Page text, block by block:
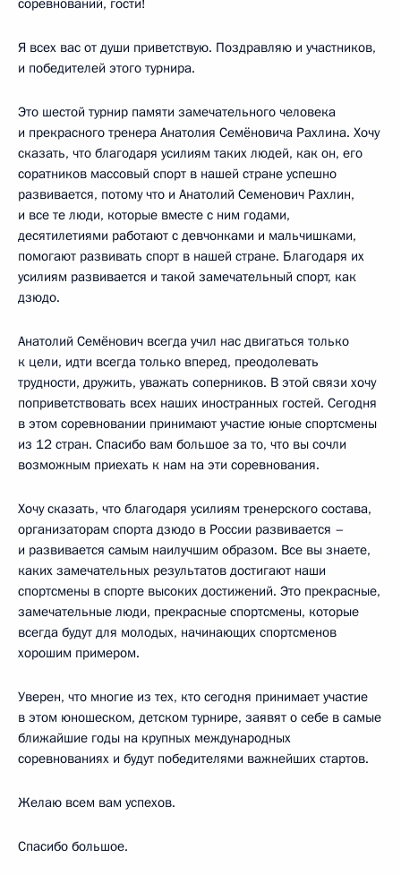
Я всех вас от души приветствую. Поздравляю и участников,
и победителей этого турнира.
Это шестой турнир памяти замечательного человека
и прекрасного тренера Анатолия Семёновича Рахлина. Хочу
сказать, что благодаря усилиям таких людей, как он, его
соратников массовый спорт в нашей стране успешно
развивается, потому что и Анатолий Семенович Рахлин,
и все те люди, которые вместе с ним годами,
десятилетиями работают с девчонками и мальчишками,
помогают развивать спорт в нашей стране. Благодаря их
усилиям развивается и такой замечательный спорт, как
дзюдо.
Анатолий Семёнович всегда учил нас двигаться только
к цели, идти всегда только вперед, преодолевать
трудности, дружить, уважать соперников. В этой связи хочу
поприветствовать всех наших иностранных гостей. Сегодня
в этом соревновании принимают участие юные спортсмены
из 12 стран. Спасибо вам большое за то, что вы сочли
возможным приехать к нам на эти соревнования.
Хочу сказать, что благодаря усилиям тренерского состава,
организаторам спорта дзюдо в России развивается –
и развивается самым наилучшим образом. Все вы знаете,
каких замечательных результатов достигают наши
спортсмены в спорте высоких достижений. Это прекрасные,
замечательные люди, прекрасные спортсмены, которые
всегда будут для молодых, начинающих спортсменов
хорошим примером.
Уверен, что многие из тех, кто сегодня принимает участие
в этом юношеском, детском турнире, заявят о себе в самые
ближайшие годы на крупных международных
соревнованиях и будут победителями важнейших стартов.
Желаю всем вам успехов.
Спасибо большое.